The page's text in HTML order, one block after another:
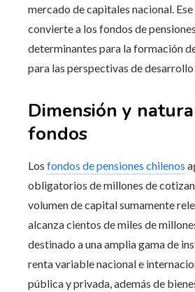
mercado de capitales nacional.
convierte a los fondos de
determinantes para la formación
para las perspectivas de desarrollo
Dimensión y
fondos
Los fondos de pensiones chilenos
obligatorios de millones de
volumen de capital sumamente
alcanza cientos de miles de
destinado a una amplia gama de
renta variable nacional e
pública y privada, además de